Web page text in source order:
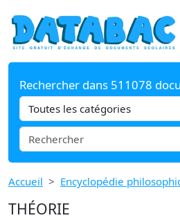
Rechercher dans 511078
Accueil Encyclopédie
THÉORIE